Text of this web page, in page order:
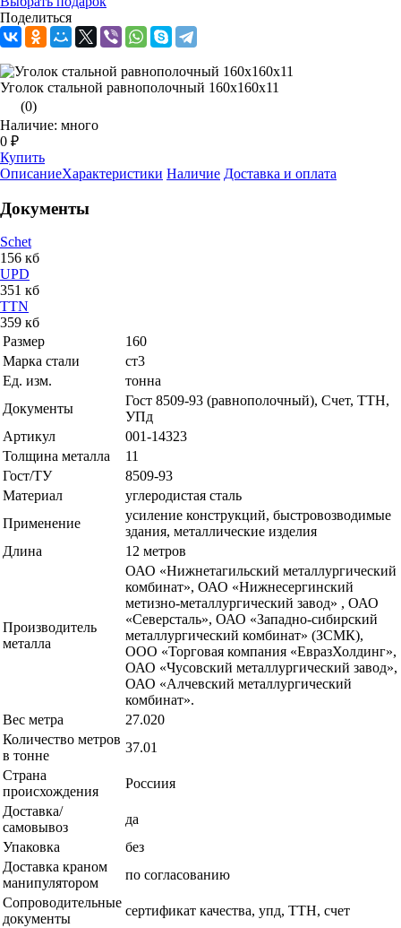
Поделиться
Уголок стальной равнополочный 160х160х11
(0)
Наличие: много
0 ₽
Купить
ОписаниеХарактеристики Наличие Доставка и оплата
Документы
Schet
156 кб
UPD
351 кб
TTN
359 кб
Размер
160
Марка стали
ст3
Ед. изм.
тонна
Документы
Гост 8509-93 (равнополочный), Счет, ТТН,
УПд
Артикул
001-14323
Толщина металла
11
Гост/ТУ
8509-93
Материал
углеродистая сталь
Применение
усиление конструкций, быстровозводимые
здания, металлические изделия
Длина
12 метров
Производитель
металла
ОАО «Нижнетагильский металлургический
комбинат», ОАО «Нижнесергинский
метизно-металлургический завод» , ОАО
«Северсталь», ОАО «Западно-сибирский
металлургический комбинат» (ЗСМК),
ООО «Торговая компания «ЕвразХолдинг»,
ОАО «Чусовский металлургический завод»,
ОАО «Алчевский металлургический
комбинат».
Вес метра
27.020
Количество метров
в тонне
37.01
Страна
происхождения
Россиия
Доставка/
самовывоз
да
Упаковка
без
Доставка краном
манипулятором
по согласованию
Сопроводительные
документы
сертификат качества, упд, ТТН, счет